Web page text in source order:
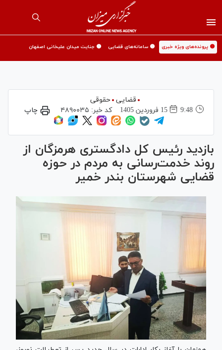
🟡 پرونده‌های ویژه خبری 🟡 سامانه‌های قضایی 🟡 جنایت میدان علیخانی اصفهان
قضایی حقوقی
9:48
15 فروردين 1405 کد خبر: ۴۸۹۰۰۳۵ چاپ
بازدید رئیس کل دادگستری هرمزگان از
روند خدمت‌رسانی به مردم در حوزه
قضایی شهرستان بندر خمیر